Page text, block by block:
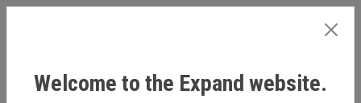
Welcome to the Expand website.